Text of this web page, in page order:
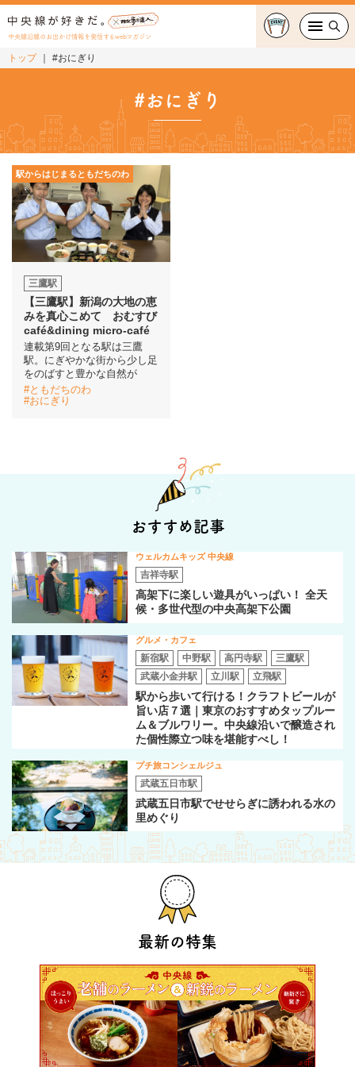
中央線沿線のお出かけ情報を発信するwebマガジン
スイーツ・テイクアウト
ショッピング
中央線カルチャー
特集
連載
中央線フェス
イベント情報
トップ #おにぎり
#おにぎり
駅からはじまるともだちのわ
三鷹駅
【三鷹駅】新潟の大地の恵
みを真心こめて おむすび
café&dining micro-café
連載第9回となる駅は三鷹
駅。にぎやかな街から少し足
をのばすと豊かな自然が
#ともだちのわ
#おにぎり
おすすめ記事
ウェルカムキッズ 中央線
吉祥寺駅
高架下に楽しい遊具がいっぱい！ 全天
候・多世代型の中央高架下公園
グルメ・カフェ
新宿駅 中野駅 高円寺駅
三鷹駅
武蔵小金井駅
立川駅 立飛駅
駅から歩いて行ける！クラフトビールが
旨い店７選｜東京のおすすめタップルー
ム＆ブルワリー。中央線沿いで醸造され
た個性際立つ味を堪能すべし！
プチ旅コンシェルジュ
武蔵五日市駅
武蔵五日市駅でせせらぎに誘われる水の
里めぐり
最新の特集